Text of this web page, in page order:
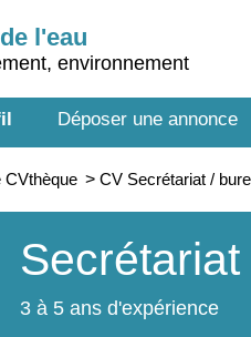
l'eau
environnement
Déposer une annonce
CVthèque > CV Secrétariat /
3 à 5 ans d'expérience